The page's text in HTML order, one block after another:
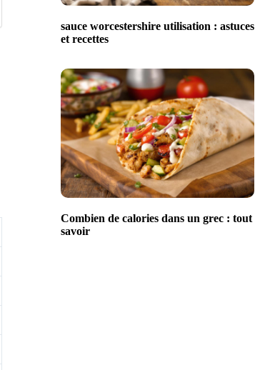
sauce worcestershire utilisation : astuces
et recettes
Combien de calories dans un grec : tout
savoir